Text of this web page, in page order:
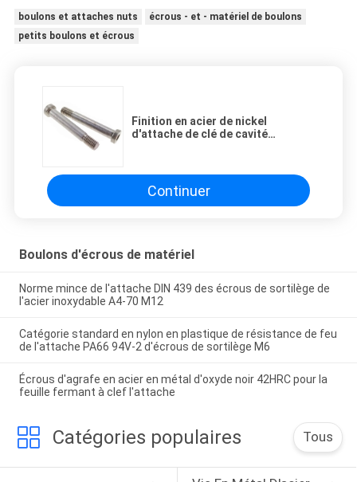
boulons et attaches nuts
écrous - et - matériel de boulons
petits boulons et écrous
Finition en acier de nickel
d'attache de clé de cavité
Continuer
Boulons d'écrous de matériel
Norme mince de l'attache DIN 439 des écrous de sortilège de
l'acier inoxydable A4-70 M12
Catégorie standard en nylon en plastique de résistance de feu
de l'attache PA66 94V-2 d'écrous de sortilège M6
Écrous d'agrafe en acier en métal d'oxyde noir 42HRC pour la
feuille fermant à clef l'attache
Catégories populaires Tous